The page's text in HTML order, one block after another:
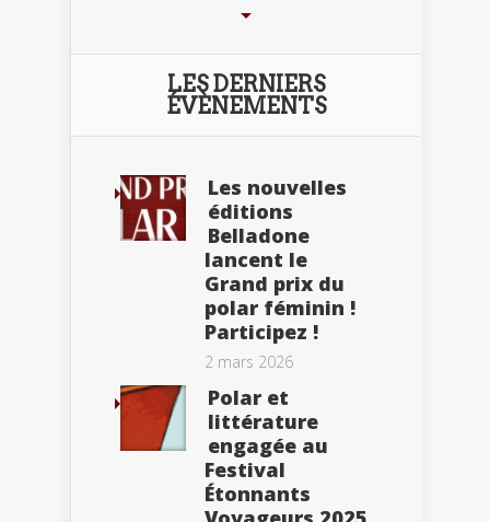
LES DERNIERS
ÉVÈNEMENTS
Les nouvelles
éditions
Belladone
lancent le
Grand prix du
polar féminin !
Participez !
2 mars 2026
Polar et
littérature
engagée au
Festival
Étonnants